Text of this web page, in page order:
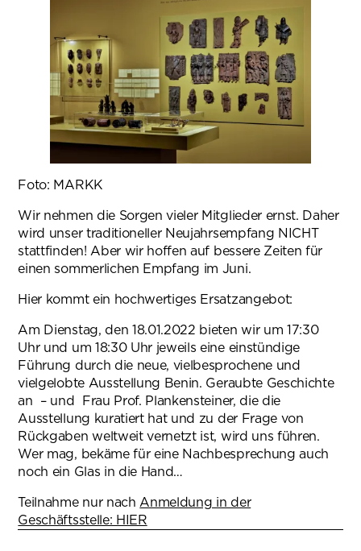
Foto: MARKK
Wir nehmen die Sorgen vieler Mitglieder ernst. Daher
wird unser traditioneller Neujahrsempfang NICHT
stattfinden! Aber wir hoffen auf bessere Zeiten für
einen sommerlichen Empfang im Juni.
Hier kommt ein hochwertiges Ersatzangebot:
Am Dienstag, den 18.01.2022 bieten wir um 17:30
Uhr und um 18:30 Uhr jeweils eine einstündige
Führung durch die neue, vielbesprochene und
vielgelobte Ausstellung Benin. Geraubte Geschichte
an – und Frau Prof. Plankensteiner, die die
Ausstellung kuratiert hat und zu der Frage von
Rückgaben weltweit vernetzt ist, wird uns führen.
Wer mag, bekäme für eine Nachbesprechung auch
noch ein Glas in die Hand…
Teilnahme nur nachAnmeldung in der
Geschäftsstelle: HIER(öffnet in neuem Tab)